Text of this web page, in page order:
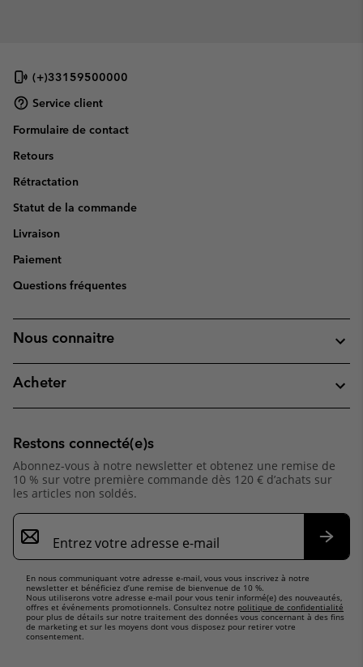
(+)33159500000
Service client
Formulaire de contact
Retours
Rétractation
Statut de la commande
Livraison
Paiement
Questions fréquentes
Nous connaitre
Acheter
Restons connecté(e)s
Abonnez-vous à notre newsletter et obtenez une remise de
10 % sur votre première commande dès 120 € d’achats sur
les articles non soldés.
Inscription
par
e-
En nous communiquant votre adresse e-mail, vous vous inscrivez à notre
newsletter et bénéficiez d’une remise de bienvenue de 10 %.
Nous utiliserons votre adresse e-mail pour vous tenir informé(e) des nouveautés,
offres et événements promotionnels. Consultez notre politique de confidentialité
pour plus de détails sur notre traitement des données vous concernant à des fins
de marketing et sur les moyens dont vous disposez pour retirer votre
consentement.